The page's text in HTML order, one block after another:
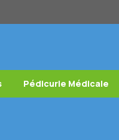
Pédicurie Médicale